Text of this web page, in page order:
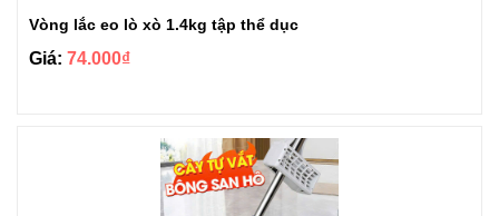
Vòng lắc eo lò xò 1.4kg tập thể dục
Giá: 74.000₫